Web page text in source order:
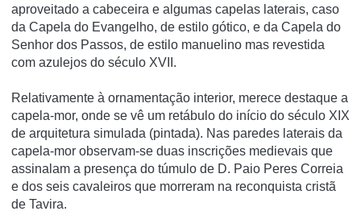
aproveitado a cabeceira e algumas capelas laterais, caso
da Capela do Evangelho, de estilo gótico, e da Capela do
Senhor dos Passos, de estilo manuelino mas revestida
com azulejos do século XVII.
Relativamente à ornamentação interior, merece destaque a
capela-mor, onde se vê um retábulo do início do século XIX
de arquitetura simulada (pintada). Nas paredes laterais da
capela-mor observam-se duas inscrições medievais que
assinalam a presença do túmulo de D. Paio Peres Correia
e dos seis cavaleiros que morreram na reconquista cristã
de Tavira.